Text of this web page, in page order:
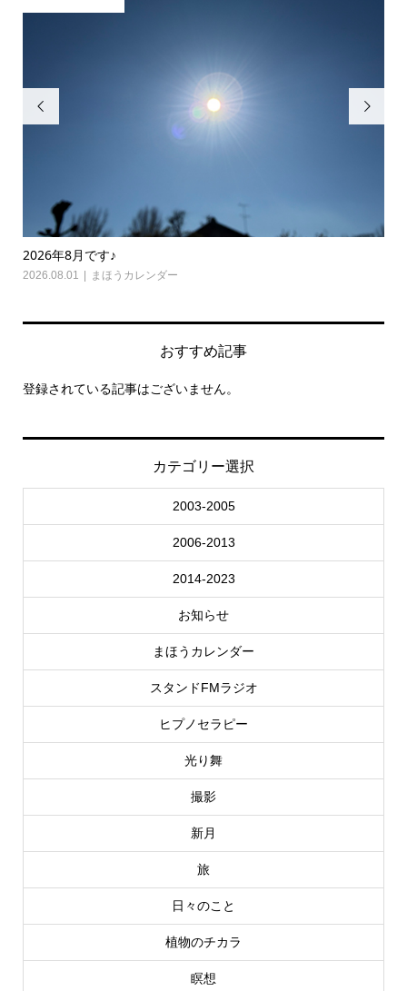

2026年8月です♪
2026.08.01 まほうカレンダー

おすすめ記事
登録されている記事はございません。
カテゴリー選択
2003-2005
2006-2013
2014-2023
お知らせ
まほうカレンダー
スタンドFMラジオ
ヒプノセラピー
光り舞
撮影
新月
旅
日々のこと
植物のチカラ
瞑想